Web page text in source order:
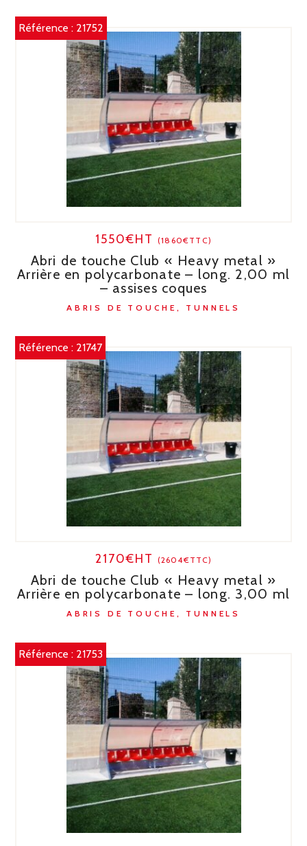
Référence : 21752
1550€HT (1860€TTC)
Abri de touche Club « Heavy metal »
Arrière en polycarbonate – long. 2,00 ml
– assises coques
ABRIS DE TOUCHE, TUNNELS
Référence : 21747
2170€HT (2604€TTC)
Abri de touche Club « Heavy metal »
Arrière en polycarbonate – long. 3,00 ml
ABRIS DE TOUCHE, TUNNELS
Référence : 21753